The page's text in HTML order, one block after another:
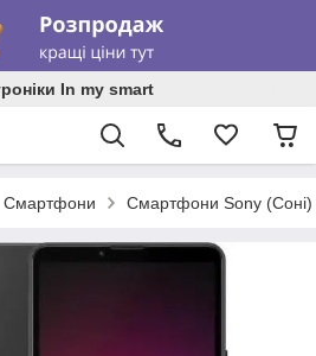
In my smart
Смартфони Смартфони Sony (Соні)